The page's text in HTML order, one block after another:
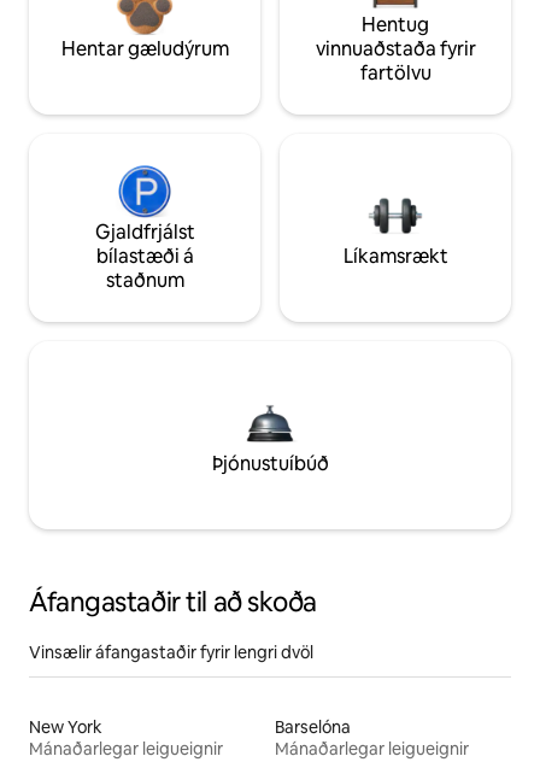
Hentar gæludýrum
Hentug
vinnuaðstaða fyrir
fartölvu
Gjaldfrjálst
bílastæði á
staðnum
Líkamsrækt
Þjónustuíbúð
Áfangastaðir til að skoða
Vinsælir áfangastaðir fyrir lengri dvöl
New York
Mánaðarlegar leigueignir
Barselóna
Mánaðarlegar leigueignir